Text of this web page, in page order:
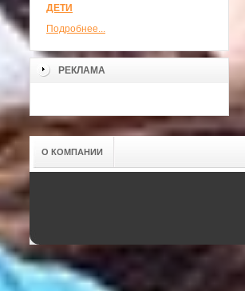
ДЕТИ
Подробнее...
РЕКЛАМА
О КОМПАНИИ